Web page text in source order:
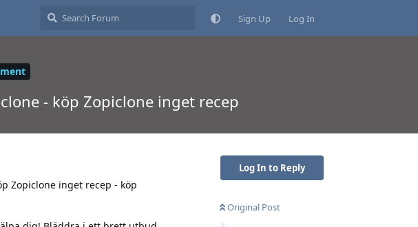
Sign Up Log In
- köp Zopiclone inget recep
Log In to Reply
Original Post
Zopiclone inget recep - köp